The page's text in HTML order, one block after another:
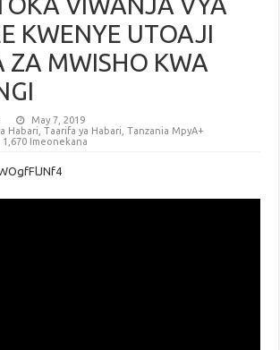
KWENYE UTOAJI
ZA MWISHO KWA
May 7, 2019
Habari ,Taarifa ya Habari ,Tanzania MpyA+
1,670 Imeonekana